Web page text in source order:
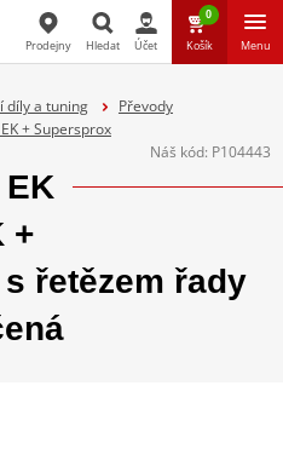
Prodejny Hledat Účet
0
Košík Menu
díly a tuning
Převody
+ Supersprox
Náš kód: P104443
+
s řetězem řady